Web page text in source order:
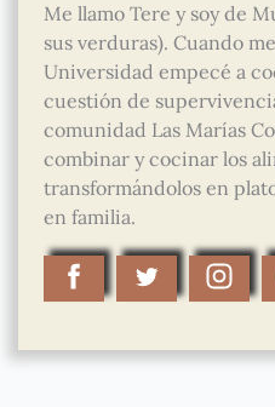
Me llamo Tere y soy de
sus verduras). Cuando
Universidad empecé a
cuestión de
comunidad Las Marías
combinar y cocinar los
transformándolos en
en familia.